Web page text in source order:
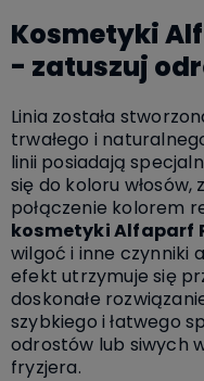
Kosmetyki
- zatuszuj
Linia została
trwałego i
linii posiadają
się do koloru
połączenie kolorem
kosmetyki Alfaparf
wilgoć i inne czynniki
efekt utrzymuje się
doskonałe
szybkiego i łatwego
odrostów lub siwych
fryzjera.